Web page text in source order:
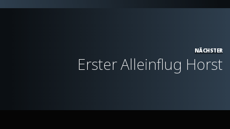
NÄCHSTER
Erster Alleinflug Horst